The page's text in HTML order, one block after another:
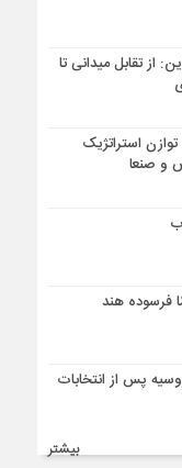
از تقابل میدانی تا
توازن استراتژیک
و صنعا
فرسوده هند
پس از انتخابات
بیشتر